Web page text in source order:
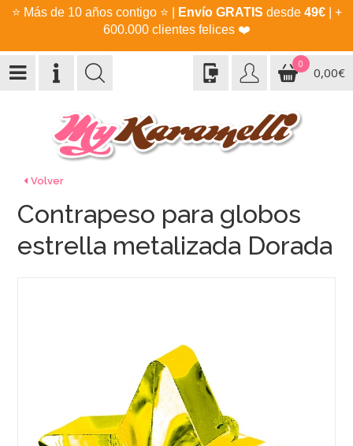
⭐ Más de 10 años contigo ⭐ Envío GRATIS desde 49€| +
600.000 clientes felices ❤️
0
0,00€
Volver
Contrapeso para globos
estrella metalizada Dorada